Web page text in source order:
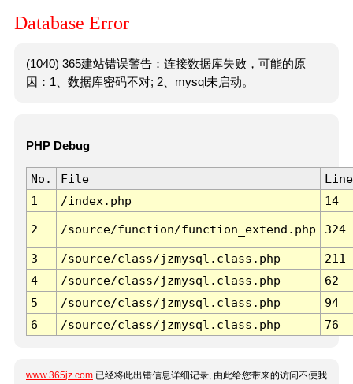
Database Error
(1040) 365建站错误警告：连接数据库失败，可能的原
因：1、数据库密码不对; 2、mysql未启动。
PHP Debug
No. File
Line
1
/index.php 14
2 /source/function/function_extend.php 324
3 /source/class/jzmysql.class.php
211
4
/source/class/jzmysql.class.php
62
5
/source/class/jzmysql.class.php
94
6
/source/class/jzmysql.class.php 76
www.365jz.com 已经将此出错信息详细记录, 由此给您带来的访问不便我